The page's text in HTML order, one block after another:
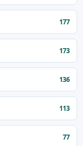
177
173
136
113
77